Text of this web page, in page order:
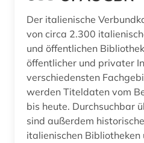
latein (1)
literarische
literatur (1)
literaturgeschichte (1)
Der italienische
von circa 2.300
und öffentlichen
öffentlicher und privater
verschiedensten
werden Titeldaten vom
bis heute. Durchsuchbar über den Catalogo SBN
sind außerdem
italienischen Bibliotheken